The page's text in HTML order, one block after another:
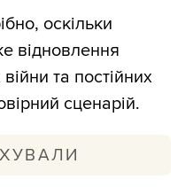
оскільки
відновлення
та постійних
сценарій.